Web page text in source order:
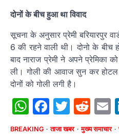
दोनों के बीच हुआ था विवाद
सूचना के अनुसार प्रेमी बरियारपुर
6 की रहने वाली थी। दोनो के
बाद नाराज प्रेमी ने अपने प्रेमिका
ली। गोली की आवाज सुन कर
दोनों को गोली लगी है।
WhatsApp
BREAKING ताजा खबर मुख्य समाचार